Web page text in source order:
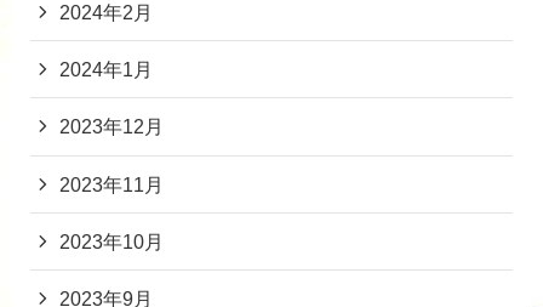
2024年2月
2024年1月
2023年12月
2023年11月
2023年10月
2023年9月